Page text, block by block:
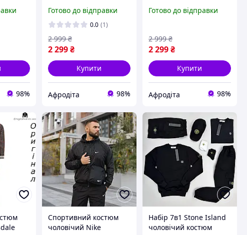
98%
демісезонний модний
весна осінь для
прогулянок
Готово до відправки
0.0 (1)
2 299 ₴
2 999 ₴
Купити
Афродіта 98%
демісезонний модний
прогулянок
Готово до відправки
2 299₴
2 999 ₴
Купити
Афродіта 98%
Спортивний костюм
чоловічий Nike
Набір 7в1 Stone Island
чоловічий костюм